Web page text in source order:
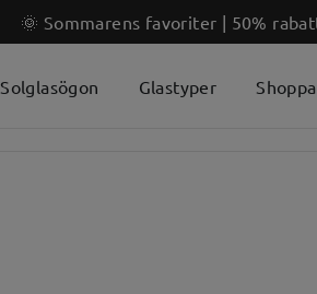
🌞 Sommarens favoriter | 50%
Solglasögon Glastyper